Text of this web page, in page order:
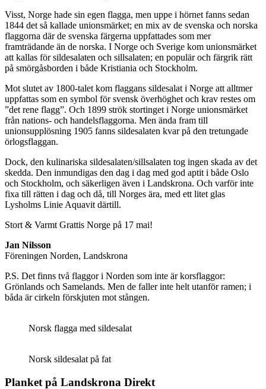
Visst, Norge hade sin egen flagga, men uppe i hörnet fanns sedan
1844 det så kallade unionsmärket; en mix av de svenska och norska
flaggorna där de svenska färgerna uppfattades som mer
framträdande än de norska. I Norge och Sverige kom unionsmärket
att kallas för sildesalaten och sillsalaten; en populär och färgrik rätt
på smörgåsborden i både Kristiania och Stockholm.
Mot slutet av 1800-talet kom flaggans sildesalat i Norge att alltmer
uppfattas som en symbol för svensk överhöghet och krav restes om
”det rene flagg”. Och 1899 strök stortinget i Norge unionsmärket
från nations- och handelsflaggorna. Men ända fram till
unionsupplösning 1905 fanns sildesalaten kvar på den tretungade
örlogsflaggan.
Dock, den kulinariska sildesalaten/sillsalaten tog ingen skada av det
skedda. Den inmundigas den dag i dag med god aptit i både Oslo
och Stockholm, och säkerligen även i Landskrona. Och varför inte
fixa till rätten i dag och då, till Norges ära, med ett litet glas
Lysholms Linie Aquavit därtill.
Stort & Varmt Grattis Norge på 17 mai!
Jan Nilsson
Föreningen Norden, Landskrona
P.S. Det finns två flaggor i Norden som inte är korsflaggor:
Grönlands och Samelands. Men de faller inte helt utanför ramen; i
båda är cirkeln förskjuten mot stången.
Norsk flagga med sildesalat
Norsk sildesalat på fat
Planket på Landskrona Direkt